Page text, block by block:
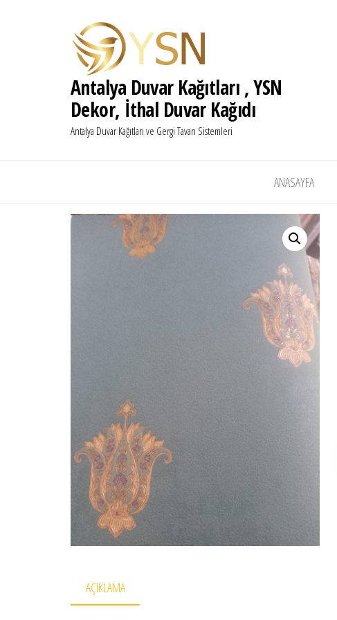
Antalya Duvar Kağıtları , YSN
Dekor, İthal Duvar Kağıdı
Antalya Duvar Kağıtları ve Gergi Tavan Sistemleri
ANASAYFA
AÇIKLAMA